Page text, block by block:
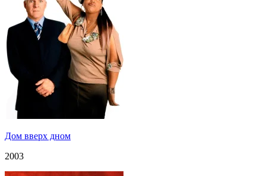
Дом вверх дном
2003